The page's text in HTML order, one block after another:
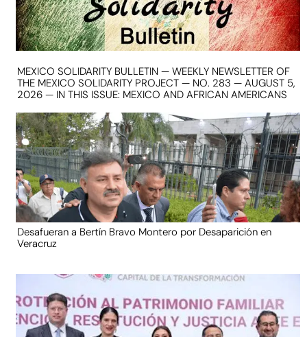
MEXICO SOLIDARITY BULLETIN — WEEKLY NEWSLETTER OF
THE MEXICO SOLIDARITY PROJECT — NO. 283 — AUGUST 5,
2026 — IN THIS ISSUE: MEXICO AND AFRICAN AMERICANS
Desafueran a Bertín Bravo Montero por Desaparición en
Veracruz